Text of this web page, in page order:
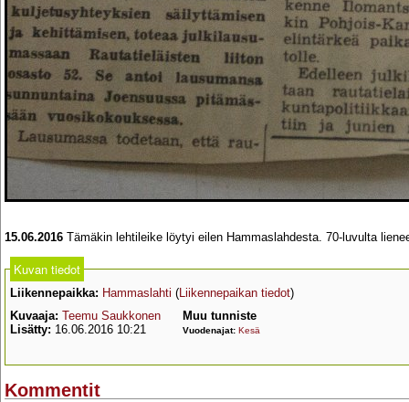
15.06.2016 Tämäkin lehtileike löytyi eilen Hammaslahdesta. 70-luvulta
Kuvan tiedot
Liikennepaikka: Hammaslahti (Liikennepaikan tiedot)
Kuvaaja: Teemu Saukkonen
Lisätty: 16.06.2016 10:21
Muu tunniste
Vuodenajat: Kesä
Kommentit